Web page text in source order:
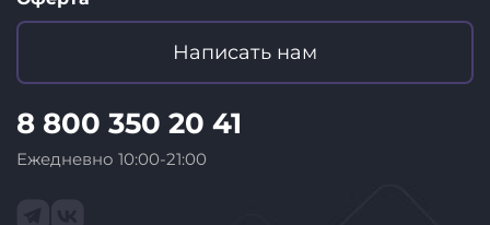
Написать нам
8 800 350 20 41
Ежедневно 10:00-21:00